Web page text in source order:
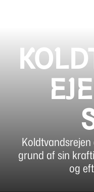
grund af sin
og